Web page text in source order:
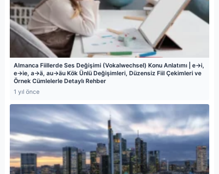
Almanca Fiillerde Ses Değişimi (Vokalwechsel) Konu Anlatımı | e→i,
e→ie, a→ä, au→äu Kök Ünlü Değişimleri, Düzensiz Fiil Çekimleri ve
Örnek Cümlelerle Detaylı Rehber
1 yıl önce